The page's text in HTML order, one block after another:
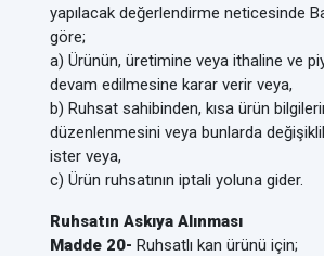
yapılacak değerlendirme neticesinde
göre;
a) Ürünün, üretimine veya ithaline ve
devam edilmesine karar verir veya,
b) Ruhsat sahibinden, kısa ürün
düzenlenmesini veya bunlarda değişiklik
ister veya,
c) Ürün ruhsatının iptali yoluna gider.
Ruhsatın Askıya Alınması
Madde 20- Ruhsatlı kan ürünü için;